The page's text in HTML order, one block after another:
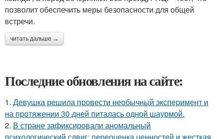
позволит обеспечить меры безопасности для общей
встречи.
читать дальше →
Последние обновления на сайте:
1. Девушка решила провести необычный эксперимент и
на протяжении 30 дней питалась одной шаурмой.
2. В стране зафиксировали аномальный